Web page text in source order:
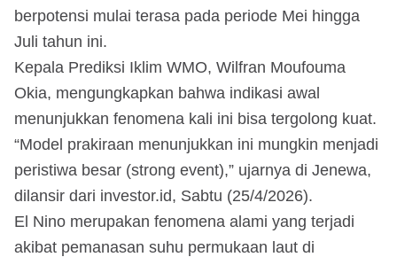
berpotensi mulai terasa pada periode Mei hingga
Juli tahun ini.
Kepala Prediksi Iklim WMO, Wilfran Moufouma
Okia, mengungkapkan bahwa indikasi awal
menunjukkan fenomena kali ini bisa tergolong kuat.
“Model prakiraan menunjukkan ini mungkin menjadi
peristiwa besar (strong event),” ujarnya di Jenewa,
dilansir dari investor.id, Sabtu (25/4/2026).
El Nino merupakan fenomena alami yang terjadi
akibat pemanasan suhu permukaan laut di